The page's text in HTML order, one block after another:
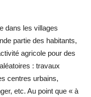
dans les villages
partie des habitants,
agricole pour des
: travaux
centres urbains,
etc. Au point que « à